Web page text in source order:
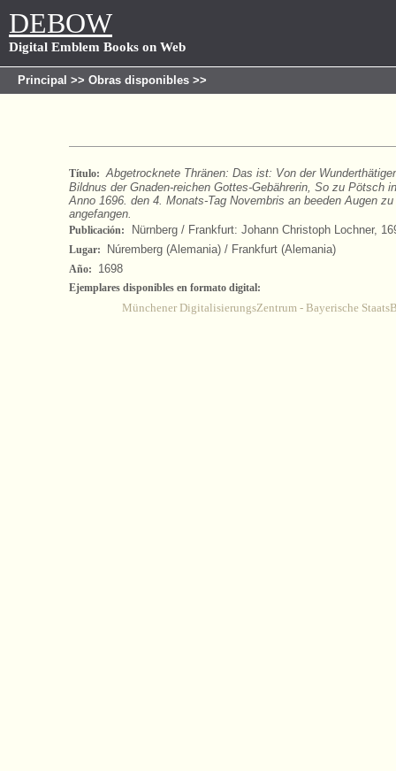
DEBOW
Digital Emblem Books on Web
Principal >> Obras disponibles >>
Título: Abgetrocknete Thränen: Das ist: Von der
Bildnus der Gnaden-reichen Gottes-Gebährerin, So zu Pötsch
Anno 1696. den 4. Monats-Tag Novembris an beeden Augen zu
angefangen.
Publicación: Nürnberg / Frankfurt: Johann Christoph Lochner,
Lugar: Núremberg (Alemania) / Frankfurt (Alemania)
Año: 1698
Ejemplares disponibles en formato digital:
Münchener DigitalisierungsZentrum - Bayerische